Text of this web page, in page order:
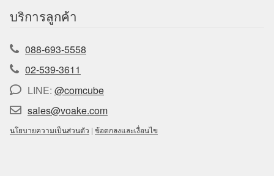
บริการลูกค้า
088-693-5558
02-539-3611
LINE: @comcube
sales@voake.com
นโยบายความเป็นส่วนตัว | ข้อตกลงและเงื่อนไข